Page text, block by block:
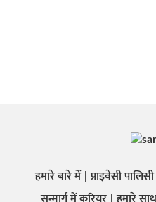
हमारे बारे में प्राइवेसी पालिसी